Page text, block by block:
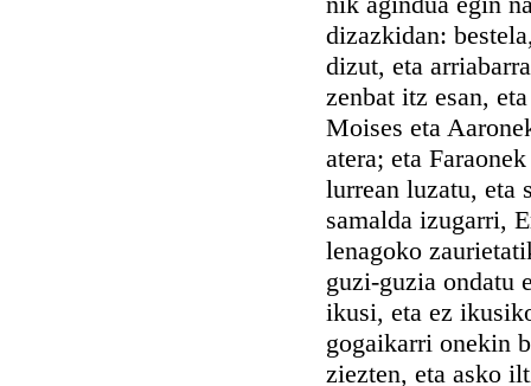
dizazkidan:
dizut, eta
zenbat itz esan,
Moises eta
atera; eta
lurrean luzatu, eta
samalda izugarri,
lenagoko
guzi-guzia ondatu
ikusi, eta ez
gogaikarri onekin
ziezten, eta asko